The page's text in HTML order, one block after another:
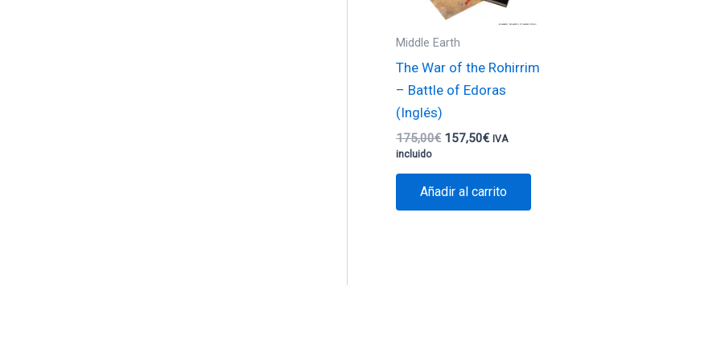
Middle Earth
The War of the Rohirrim
– Battle of Edoras
(Inglés)
175,00€ 157,50€ IVA
incluido
Añadir al carrito